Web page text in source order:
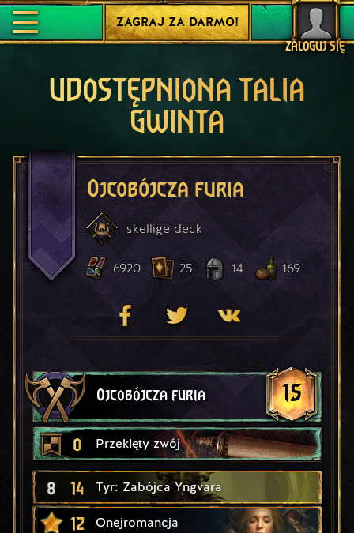
ZALOGUJ SIĘ
ZAGRAJ ZA DARMO!
UDOSTĘPNIONA TALIA
GWINTA
Ojcobójcza furia
skellige deck
6920 25 14 169
Ojcobójcza furia 15
0 Przeklęty zwój
8 14 Tyr: Zabójca Yngvara
12 Onejromancja